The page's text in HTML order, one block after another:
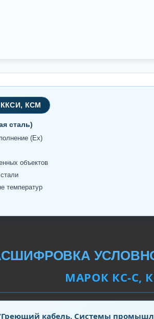
КСМ
сталь)
(Ex)
объектов
температур
МАРОК КС-С,
кабель. Системы